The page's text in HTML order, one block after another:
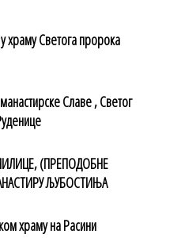
у храму Светога пророка
Славе , Светог
(ПРЕПОДОБНЕ
ЉУБОСТИЊА
храму на Расини